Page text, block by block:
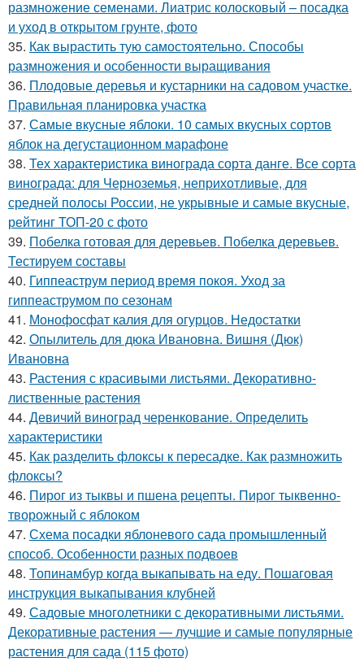
размножение семенами. Лиатрис колосковый – посадка
и уход в открытом грунте, фото
35. Как вырастить тую самостоятельно. Способы
размножения и особенности выращивания
36. Плодовые деревья и кустарники на садовом участке.
Правильная планировка участка
37. Самые вкусные яблоки. 10 самых вкусных сортов
яблок на дегустационном марафоне
38. Тех характеристика винограда сорта данге. Все сорта
винограда: для Черноземья, неприхотливые, для
средней полосы России, не укрывные и самые вкусные,
рейтинг ТОП-20 с фото
39. Побелка готовая для деревьев. Побелка деревьев.
Тестируем составы
40. Гиппеаструм период время покоя. Уход за
гиппеаструмом по сезонам
41. Монофосфат калия для огурцов. Недостатки
42. Опылитель для дюка Ивановна. Вишня (Дюк)
Ивановна
43. Растения с красивыми листьями. Декоративно-
лиственные растения
44. Девичий виноград черенкование. Определить
характеристики
45. Как разделить флоксы к пересадке. Как размножить
флоксы?
46. Пирог из тыквы и пшена рецепты. Пирог тыквенно-
творожный с яблоком
47. Схема посадки яблоневого сада промышленный
способ. Особенности разных подвоев
48. Топинамбур когда выкапывать на еду. Пошаговая
инструкция выкапывания клубней
49. Садовые многолетники с декоративными листьями.
Декоративные растения — лучшие и самые популярные
растения для сада (115 фото)